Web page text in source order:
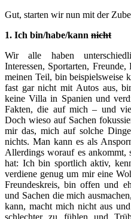
Gut, starten wir nun mit der
1. Ich bin/habe/kann nicht
Wir alle haben
Interessen, Sportarten,
meinen Teil, bin beispielsweise
fast gar nicht mit Autos aus,
keine Villa in Spanien und
Fakten, die auf mich – und
Doch wieso auf Sachen
mir das, mich auf solche
nichts. Man kann es als
Allerdings worauf es ankommt,
hat: Ich bin sportlich aktiv,
verdiene genug um mir eine
Freundeskreis, bin offen und
und Sachen die mich
kann, macht mich nicht aus
schlechter zu fühlen und